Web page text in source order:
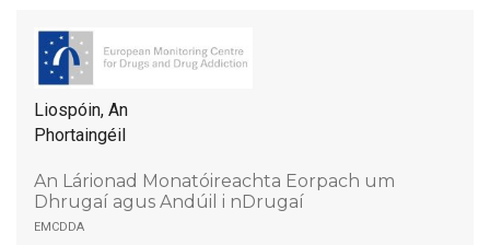
Liospóin, An
Phortaingéil
An Lárionad Monatóireachta Eorpach um
Dhrugaí agus Andúil i nDrugaí
emcdda